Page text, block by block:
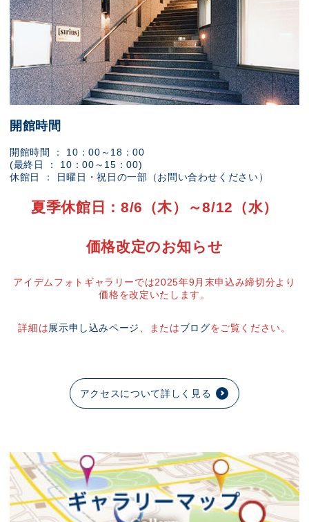
開館時間
開館時間 ： 10：00～18：00
(最終日 ： 10：00～15：00)
休館日 ： 日曜日・祝日の一部（お問い合わせください）
夏季休館日：8/6（木）～8/12（水）
価格改定のお知らせ
アイデムフォトギャラリーでは2025年9月末申込み締切分より
価格を改定いたします。
詳細は展示申し込みページ 、またはブログをご覧ください。
アクセスについて詳しく見る